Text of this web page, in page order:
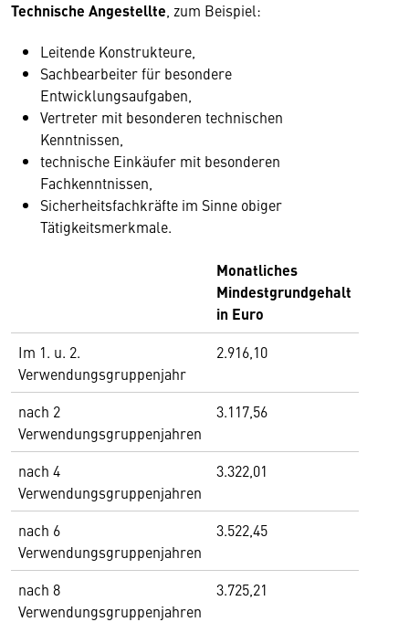
Technische Angestellte , zum Beispiel:
Leitende Konstrukteure,
Sachbearbeiter für besondere
Entwicklungsaufgaben,
Vertreter mit besonderen technischen
Kenntnissen,
technische Einkäufer mit besonderen
Fachkenntnissen,
Sicherheitsfachkräfte im Sinne obiger
Tätigkeitsmerkmale.
Monatliches
Mindestgrundgehalt
in Euro
Im 1. u. 2.
Verwendungsgruppenjahr
2.916,10
nach 2
Verwendungsgruppenjahren
3.117,56
nach 4
Verwendungsgruppenjahren
3.322,01
nach 6
Verwendungsgruppenjahren
3.522,45
nach 8
Verwendungsgruppenjahren
3.725,21